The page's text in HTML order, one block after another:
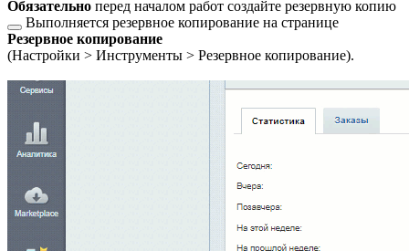
Обязательно перед началом работ создайте резервную копию
Выполняется резервное копирование на странице
Резервное копирование
(Настройки > Инструменты > Резервное копирование).